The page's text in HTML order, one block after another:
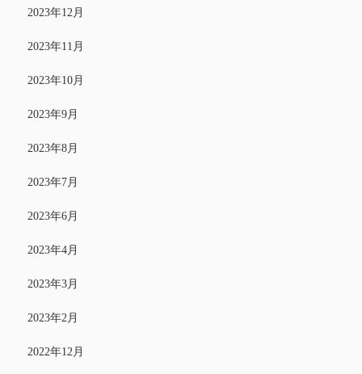
2023年12月
2023年11月
2023年10月
2023年9月
2023年8月
2023年7月
2023年6月
2023年4月
2023年3月
2023年2月
2022年12月